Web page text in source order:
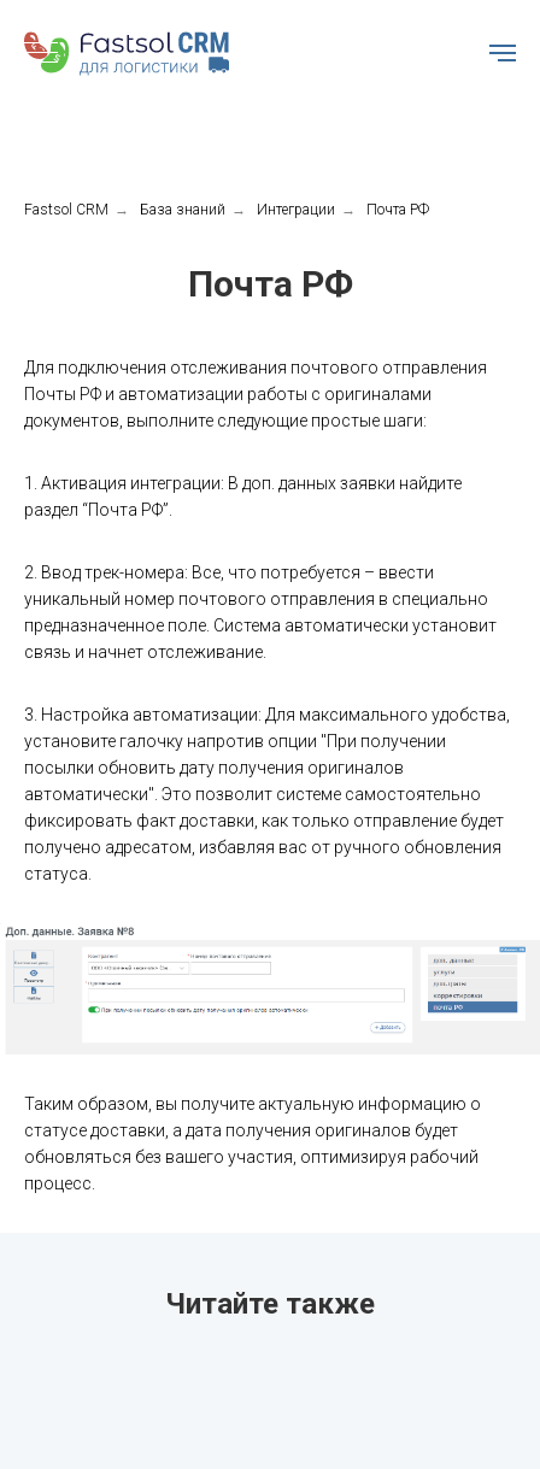
Fastsol CRM → База знаний → Интеграции → Почта РФ
Почта РФ
Для подключения отслеживания почтового отправления
Почты РФ и автоматизации работы с оригиналами
документов, выполните следующие простые шаги:
1. Активация интеграции: В доп. данных заявки найдите
раздел “Почта РФ”.
2. Ввод трек-номера: Все, что потребуется – ввести
уникальный номер почтового отправления в специально
предназначенное поле. Система автоматически установит
связь и начнет отслеживание.
3. Настройка автоматизации: Для максимального удобства,
установите галочку напротив опции "При получении
посылки обновить дату получения оригиналов
автоматически". Это позволит системе самостоятельно
фиксировать факт доставки, как только отправление будет
получено адресатом, избавляя вас от ручного обновления
статуса.
Таким образом, вы получите актуальную информацию о
статусе доставки, а дата получения оригиналов будет
обновляться без вашего участия, оптимизируя рабочий
процесс.
Читайте также